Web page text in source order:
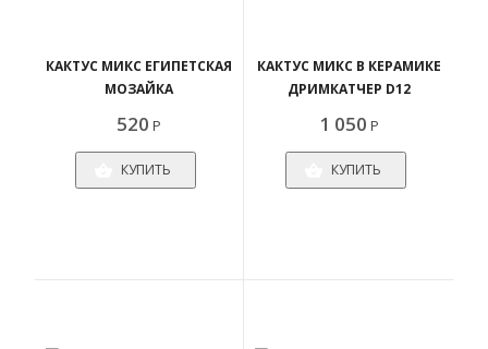
КАКТУС МИКС ЕГИПЕТСКАЯ
МОЗАЙКА
520 Р
КУПИТЬ
КАКТУС МИКС В КЕРАМИКЕ
ДРИМКАТЧЕР D12
1 050 Р
КУПИТЬ